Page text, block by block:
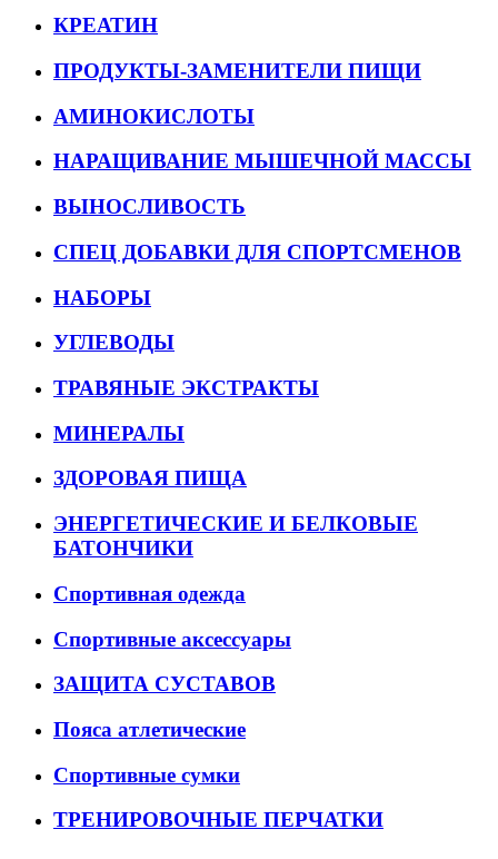
КРЕАТИН
ПРОДУКТЫ-ЗАМЕНИТЕЛИ ПИЩИ
АМИНОКИСЛОТЫ
НАРАЩИВАНИЕ МЫШЕЧНОЙ МАССЫ
ВЫНОСЛИВОСТЬ
СПЕЦ ДОБАВКИ ДЛЯ СПОРТСМЕНОВ
НАБОРЫ
УГЛЕВОДЫ
ТРАВЯНЫЕ ЭКСТРАКТЫ
МИНЕРАЛЫ
ЗДОРОВАЯ ПИЩА
ЭНЕРГЕТИЧЕСКИЕ И БЕЛКОВЫЕ
БАТОНЧИКИ
Спортивная одежда
Спортивные аксессуары
ЗАЩИТА СУСТАВОВ
Пояса атлетические
Спортивные сумки
ТРЕНИРОВОЧНЫЕ ПЕРЧАТКИ